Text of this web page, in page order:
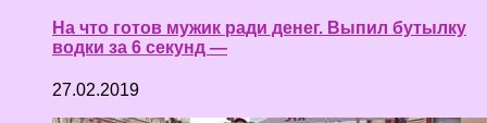
На что готов мужик ради денег. Выпил бутылку
водки за 6 секунд —
27.02.2019